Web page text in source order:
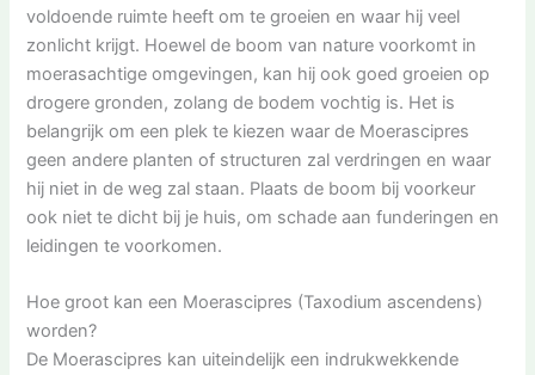
voldoende ruimte heeft om te groeien en waar hij veel
zonlicht krijgt. Hoewel de boom van nature voorkomt in
moerasachtige omgevingen, kan hij ook goed groeien op
drogere gronden, zolang de bodem vochtig is. Het is
belangrijk om een plek te kiezen waar de Moerascipres
geen andere planten of structuren zal verdringen en waar
hij niet in de weg zal staan. Plaats de boom bij voorkeur
ook niet te dicht bij je huis, om schade aan funderingen en
leidingen te voorkomen.
Hoe groot kan een Moerascipres (Taxodium ascendens)
worden?
De Moerascipres kan uiteindelijk een indrukwekkende